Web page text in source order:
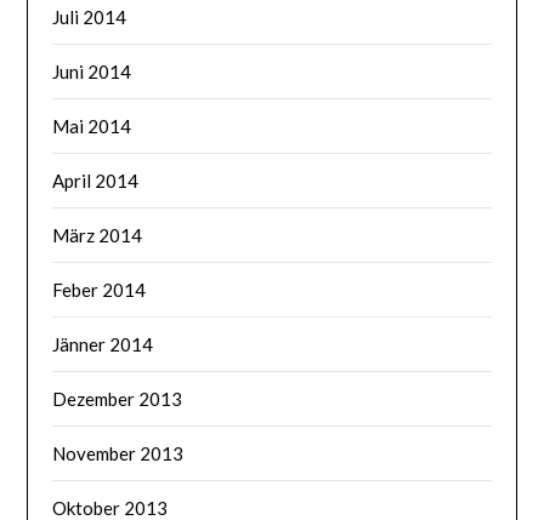
Juli 2014
Juni 2014
Mai 2014
April 2014
März 2014
Feber 2014
Jänner 2014
Dezember 2013
November 2013
Oktober 2013